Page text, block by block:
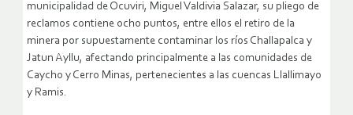
municipalidad de Ocuviri, Miguel Valdivia Salazar, su pliego de
reclamos contiene ocho puntos, entre ellos el retiro de la
minera por supuestamente contaminar los ríos Challapalca y
Jatun Ayllu, afectando principalmente a las comunidades de
Caycho y Cerro Minas, pertenecientes a las cuencas Llallimayo
y Ramis.